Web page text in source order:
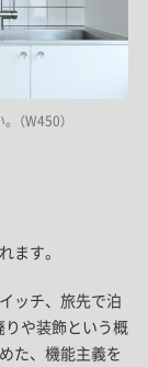
（W450）
ます。
ッチ、旅先で泊
や装飾という概
た、機能主義を